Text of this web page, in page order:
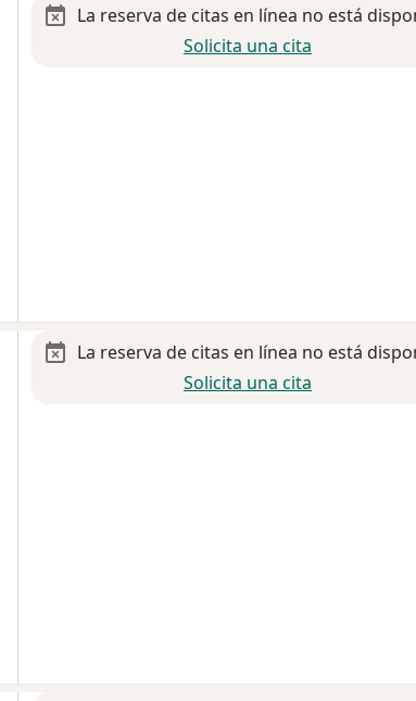
La reserva de citas en línea no está
Solicita una cita
La reserva de citas en línea no está
Solicita una cita